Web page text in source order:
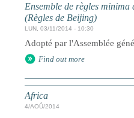
Ensemble de règles
(Règles de Beijing)
LUN, 03/11/2014 - 10:30
Adopté par l'Assemblée
Find out more
Africa
4/AOÛ/2014